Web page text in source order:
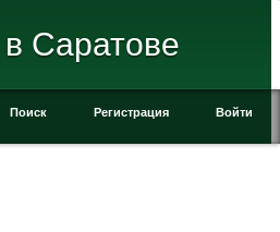
Саратове
Поиск Регистрация Войти